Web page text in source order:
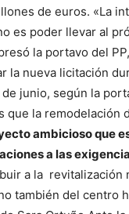
de euros. «La
es poder llevar al
la portavo del
la nueva licitación
junio, según la
que la remodelación
ambicioso que
a las
a la revitalización
también del centro